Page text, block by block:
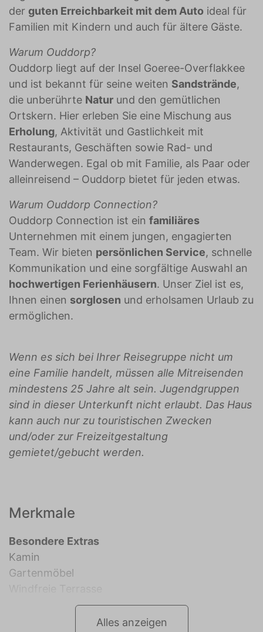
der guten Erreichbarkeit mit dem Auto ideal für
Familien mit Kindern und auch für ältere Gäste.
Warum Ouddorp?
Ouddorp liegt auf der Insel Goeree-Overflakkee
und ist bekannt für seine weiten Sandstrände,
die unberührte Natur und den gemütlichen
Ortskern. Hier erleben Sie eine Mischung aus
Erholung, Aktivität und Gastlichkeit mit
Restaurants, Geschäften sowie Rad- und
Wanderwegen. Egal ob mit Familie, als Paar oder
alleinreisend – Ouddorp bietet für jeden etwas.
Warum Ouddorp Connection?
Ouddorp Connection ist ein familiäres
Unternehmen mit einem jungen, engagierten
Team. Wir bieten persönlichen Service, schnelle
Kommunikation und eine sorgfältige Auswahl an
hochwertigen Ferienhäusern. Unser Ziel ist es,
Ihnen einen sorglosen und erholsamen Urlaub zu
ermöglichen.
Wenn es sich bei Ihrer Reisegruppe nicht um
eine Familie handelt, müssen alle Mitreisenden
mindestens 25 Jahre alt sein. Jugendgruppen
sind in dieser Unterkunft nicht erlaubt. Das Haus
kann auch nur zu touristischen Zwecken
und/oder zur Freizeitgestaltung
gemietet/gebucht werden.
Merkmale
Besondere Extras
Kamin
Gartenmöbel
Alles anzeigen